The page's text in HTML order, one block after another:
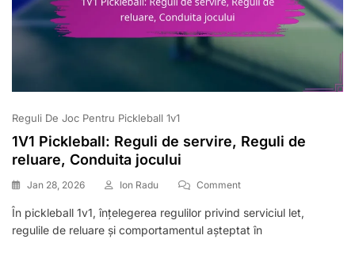
Reguli De Joc Pentru Pickleball 1v1
1V1 Pickleball: Reguli de servire, Reguli de
reluare, Conduita jocului
Jan 28, 2026 Ion Radu CommentOn
Pickleball:
Reguli
În pickleball 1v1, înțelegerea regulilor privind serviciul let,
regulile de reluare și comportamentul așteptat în